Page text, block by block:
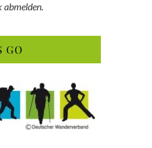
GO